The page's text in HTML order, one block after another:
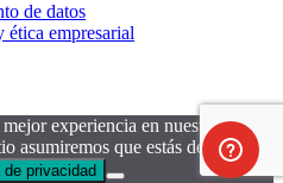
de datos
ética empresarial
experiencia en nuestro sitio
asumiremos que estás de acuerdo.
de privacidad